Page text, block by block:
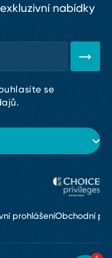
nabídky
se
prohlášeníObchodní